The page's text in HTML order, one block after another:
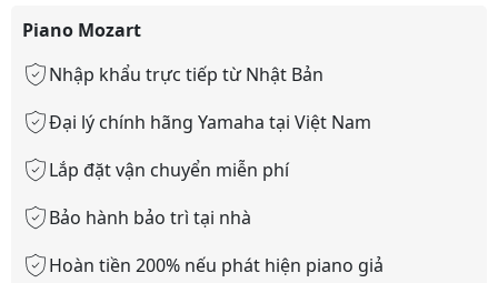
Piano Mozart
Nhập khẩu trực tiếp từ Nhật Bản
Đại lý chính hãng Yamaha tại Việt Nam
Lắp đặt vận chuyển miễn phí
Bảo hành bảo trì tại nhà
Hoàn tiền 200% nếu phát hiện piano giả